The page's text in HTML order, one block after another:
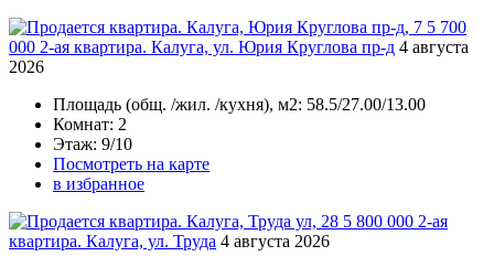
5 700
000 2-ая квартира. Калуга, ул. Юрия Круглова пр-д 4 августа
2026
Площадь (общ. /жил. /кухня), м2: 58.5/27.00/13.00
Комнат: 2
Этаж: 9/10
Посмотреть на карте
в избранное
5 800 000 2-ая
квартира. Калуга, ул. Труда 4 августа 2026